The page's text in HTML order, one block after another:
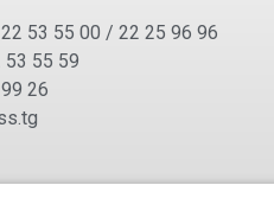
53 55 00 / 22 25 96 96
53 55 59
26